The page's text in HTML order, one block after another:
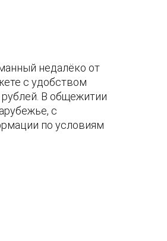
недалёко от
с удобством
В общежитии
с
по условиям